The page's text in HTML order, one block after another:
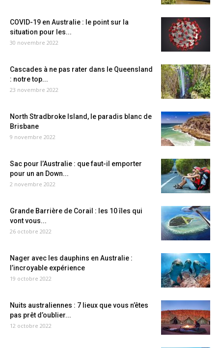
COVID-19 en Australie : le point sur la
situation pour les...
30 novembre 2022
Cascades à ne pas rater dans le Queensland
: notre top...
23 novembre 2022
North Stradbroke Island, le paradis blanc de
Brisbane
9 novembre 2022
Sac pour l’Australie : que faut-il emporter
pour un an Down...
2 novembre 2022
Grande Barrière de Corail : les 10 îles qui
vont vous...
26 octobre 2022
Nager avec les dauphins en Australie :
l’incroyable expérience
19 octobre 2022
Nuits australiennes : 7 lieux que vous n’êtes
pas prêt d’oublier...
12 octobre 2022